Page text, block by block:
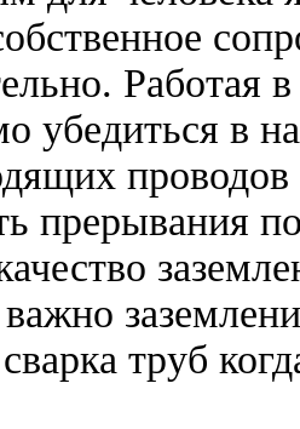
Работая
убедиться в
проводов
прерывания
труб